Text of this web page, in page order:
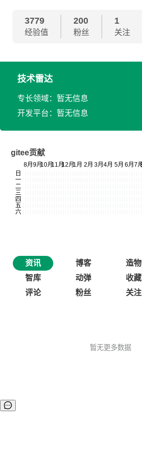
3779
经验值
200
粉丝
1
关注
技术雷达
专长领域：暂无信息
开发平台：暂无信息
gitee贡献
资讯 博客
造物
智库
动弹
收藏
评论
粉丝 关注
暂无更多数据